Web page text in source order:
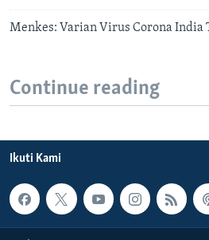
Menkes: Varian Virus Corona India
Continue reading
Ikuti Kami